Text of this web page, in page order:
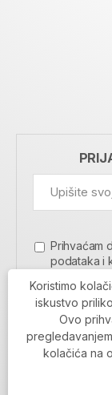
Prihvaćam
podataka i
Koristimo
iskustvo
Ovo
kolačića na